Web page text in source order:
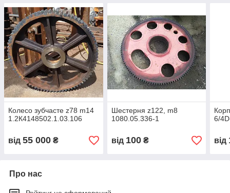
Колесо зубчасте z78 m14
1.2К4148502.1.03.106
від 55 000 ₴
Шестерня z122, m8
1080.05.336-1
від 100₴
6/
від
Про нас